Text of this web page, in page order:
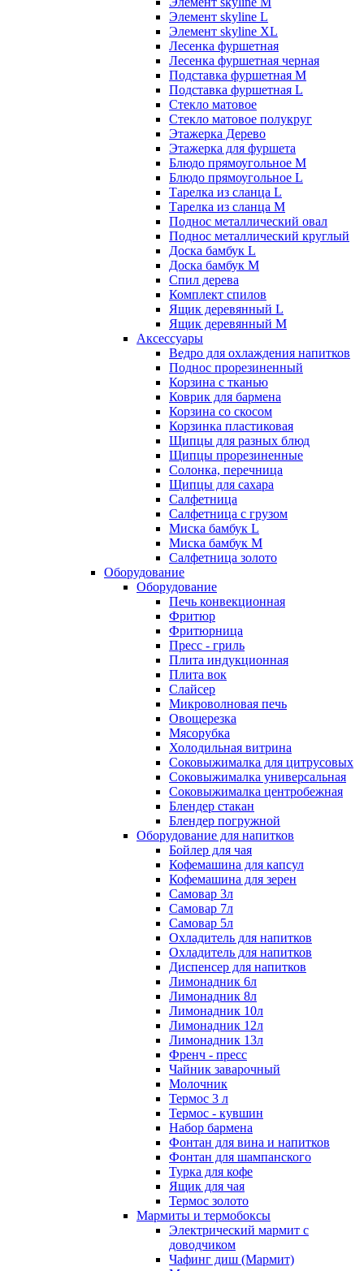
Элемент skyline L
Элемент skyline XL
Лесенка фуршетная
Лесенка фуршетная черная
Подставка фуршетная M
Подставка фуршетная L
Стекло матовое
Стекло матовое полукруг
Этажерка Дерево
Этажерка для фуршета
Блюдо прямоугольное M
Блюдо прямоугольное L
Тарелка из сланца L
Тарелка из сланца M
Поднос металлический овал
Поднос металлический круглый
Доска бамбук L
Доска бамбук M
Спил дерева
Комплект спилов
Ящик деревянный L
Ящик деревянный M
Аксессуары
Ведро для охлаждения напитков
Поднос прорезиненный
Корзина с тканью
Коврик для бармена
Корзина со скосом
Корзинка пластиковая
Щипцы для разных блюд
Щипцы прорезиненные
Солонка, перечница
Щипцы для сахара
Салфетница
Салфетница с грузом
Миска бамбук L
Миска бамбук M
Салфетница золото
Оборудование
Оборудование
Печь конвекционная
Фритюр
Фритюрница
Пресс - гриль
Плита индукционная
Плита вок
Слайсер
Микроволновая печь
Овощерезка
Мясорубка
Холодильная витрина
Соковыжималка для цитрусовых
Соковыжималка универсальная
Соковыжималка центробежная
Блендер стакан
Блендер погружной
Оборудование для напитков
Бойлер для чая
Кофемашина для капсул
Кофемашина для зерен
Самовар 3л
Самовар 7л
Самовар 5л
Охладитель для напитков
Охладитель для напитков
Диспенсер для напитков
Лимонадник 6л
Лимонадник 8л
Лимонадник 10л
Лимонадник 12л
Лимонадник 13л
Френч - пресс
Чайник заварочный
Молочник
Термос 3 л
Термос - кувшин
Набор бармена
Фонтан для вина и напитков
Фонтан для шампанского
Турка для кофе
Ящик для чая
Термос золото
Мармиты и термобоксы
Электрический мармит с
доводчиком
Чафинг диш (Мармит)